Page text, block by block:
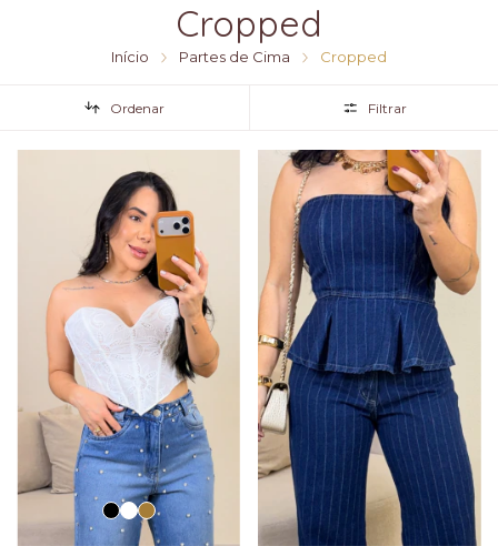
Cropped
Início Partes de Cima Cropped
Ordenar Filtrar